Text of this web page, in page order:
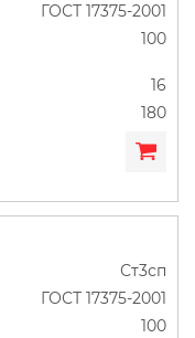
ГОСТ 17375-2001
100
16
180
Ст3сп
ГОСТ 17375-2001
100